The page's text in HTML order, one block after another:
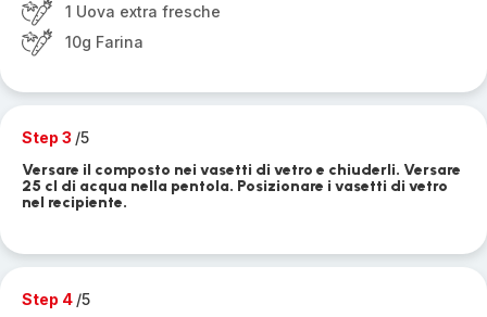
1 Uova extra fresche
10g Farina
Step 3 /5
Versare il composto nei vasetti di vetro e chiuderli. Versare
25 cl di acqua nella pentola. Posizionare i vasetti di vetro
nel recipiente.
Step 4 /5